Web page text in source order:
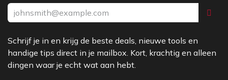
Schrijf je in en krijg de beste deals, nieuwe tools en
handige tips direct in je mailbox. Kort, krachtig en alleen
dingen waar je echt wat aan hebt.